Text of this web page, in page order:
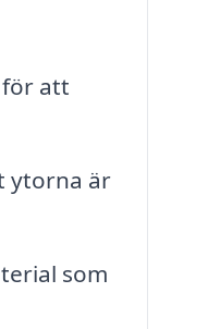
att
ytorna är
som